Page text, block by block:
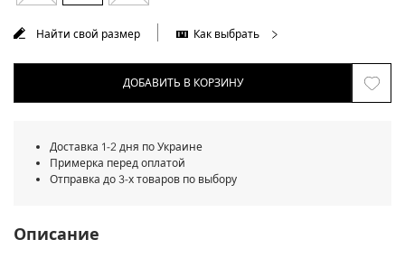
Найти свой размер Как выбрать
ДОБАВИТЬ В КОРЗИНУ
Доставка 1-2 дня по Украине
Примерка перед оплатой
Отправка до 3-х товаров по выбору
Описание